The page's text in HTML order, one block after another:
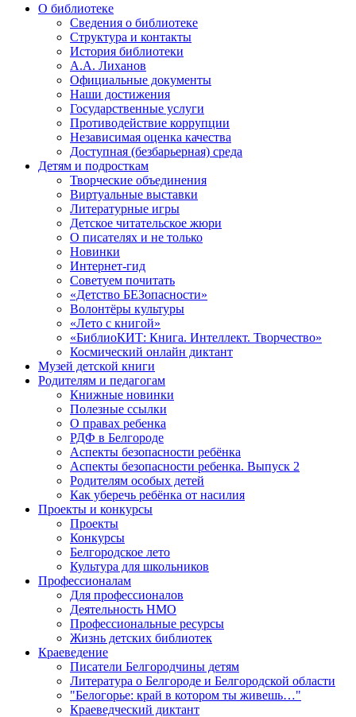
О библиотеке
Сведения о библиотеке
Структура и контакты
История библиотеки
А.А. Лиханов
Официальные документы
Наши достижения
Государственные услуги
Противодействие коррупции
Независимая оценка качества
Доступная (безбарьерная) среда
Детям и подросткам
Творческие объединения
Виртуальные выставки
Литературные игры
Детское читательское жюри
О писателях и не только
Новинки
Интернет-гид
Советуем почитать
«Детство БЕЗопасности»
Волонтёры культуры
«Лето с книгой»
«БиблиоКИТ: Книга. Интеллект. Творчество»
Космический онлайн диктант
Музей детской книги
Родителям и педагогам
Книжные новинки
Полезные ссылки
О правах ребенка
РДФ в Белгороде
Аспекты безопасности ребёнка
Аспекты безопасности ребенка. Выпуск 2
Родителям особых детей
Как уберечь ребёнка от насилия
Проекты и конкурсы
Проекты
Конкурсы
Белгородское лето
Культура для школьников
Профессионалам
Для профессионалов
Деятельность НМО
Профессиональные ресурсы
Жизнь детских библиотек
Краеведение
Писатели Белгородчины детям
Литература о Белгороде и Белгородской области
"Белогорье: край в котором ты живешь…"
Краеведческий диктант